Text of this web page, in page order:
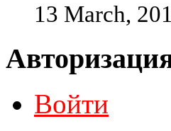
13 March,
Войти